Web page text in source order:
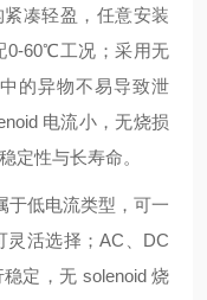
紧凑轻盈，任意安装
0-60℃工况；采用无
的异物不易导致泄
电流小，无烧损
定性与长寿命。
于低电流类型，可一
灵活选择；AC、DC
定，无 solenoid 烧